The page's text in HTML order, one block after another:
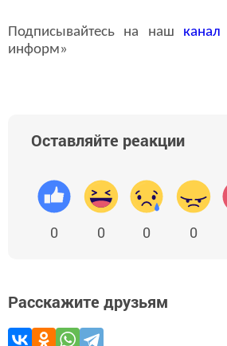
Подписывайтесь на наш канал
информ»
Оставляйте реакции
0 0 0 0
Расскажите друзьям